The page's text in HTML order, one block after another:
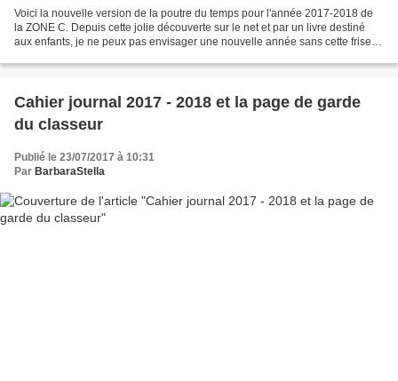
Voici la nouvelle version de la poutre du temps pour l'année 2017-2018 de
la ZONE C. Depuis cette jolie découverte sur le net et par un livre destiné
aux enfants, je ne peux pas envisager une nouvelle année sans cette frise.
Cahier journal 2017 - 2018 et la page de garde
du classeur
Publié le 23/07/2017 à 10:31
Par BarbaraStella